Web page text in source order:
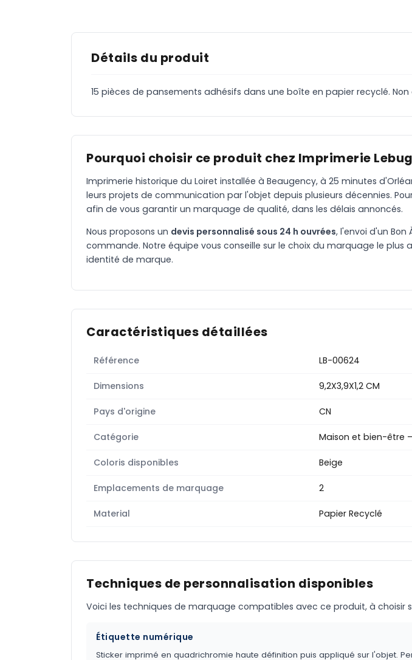
Détails du produit
15 pièces de pansements adhésifs dans une boîte en papier recyclé. Non
Pourquoi choisir ce produit chez Imprimerie
Imprimerie historique du Loiret installée à Beaugency, à 25 minutes
leurs projets de communication par l'objet depuis plusieurs décennies.
afin de vous garantir un marquage de qualité, dans les délais annoncés.
Nous proposons un devis personnalisé sous 24 h ouvrées, l'envoi d'un
commande. Notre équipe vous conseille sur le choix du marquage le
identité de marque.
Caractéristiques détaillées
Référence LB-00624
Dimensions 9,2X3,9X1,2 CM
Pays d'origine CN
Catégorie Maison et bien-être
Coloris disponibles Beige
Emplacements de marquage 2
Material Papier Recyclé
Techniques de personnalisation disponibles
Voici les techniques de marquage compatibles avec ce produit, à choisir
Étiquette numérique
Sticker imprimé en quadrichromie haute définition puis appliqué sur l'objet.